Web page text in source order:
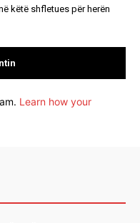
këtë shfletues për herën
Learn how your